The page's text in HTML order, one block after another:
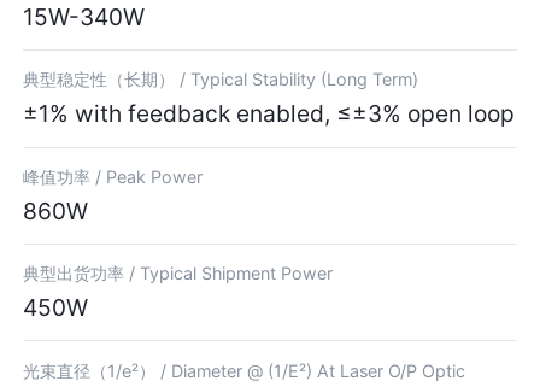
15W-340W
典型稳定性（长期） /Typical Stability (Long Term)
±1% with feedback enabled, ≤±3% open loop
峰值功率 / Peak Power
860W
典型出货功率 /Typical Shipment Power
450W
光束直径（1/e²） / Diameter @ (1/E²) At Laser O/P Optic